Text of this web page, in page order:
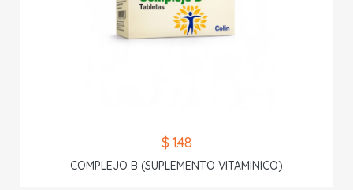
$ 1.48
COMPLEJO B (SUPLEMENTO VITAMINICO)